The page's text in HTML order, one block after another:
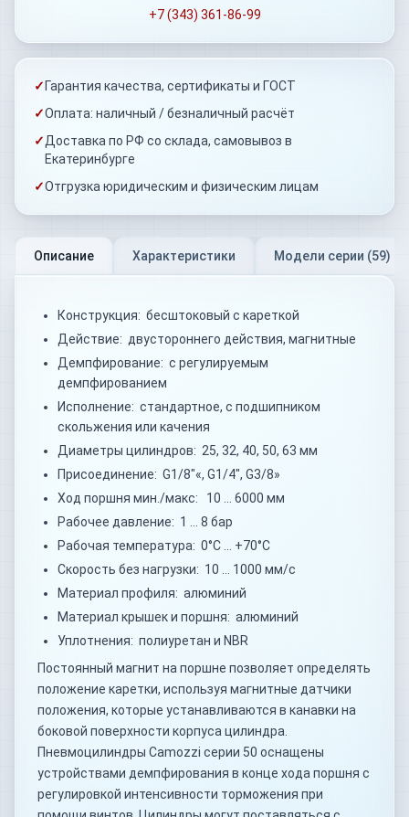
+7 (343) 361-86-99
✓ Гарантия качества, сертификаты и ГОСТ
✓Оплата: наличный / безналичный расчёт
✓Доставка по РФ со склада, самовывоз в
Екатеринбурге
✓Отгрузка юридическим и физическим лицам
Описание Характеристики Модели серии (59)
Конструкция: бесштоковый с кареткой
Действие: двустороннего действия, магнитные
Демпфирование: с регулируемым
демпфированием
Исполнение: стандартное, с подшипником
скольжения или качения
Диаметры цилиндров: 25, 32, 40, 50, 63 мм
Присоединение: G1/8"«, G1/4", G3/8»
Ход поршня мин./макс: 10 … 6000 мм
Рабочее давление: 1 … 8 бар
Рабочая температура: 0°C … +70°C
Скорость без нагрузки: 10 … 1000 мм/с
Материал профиля: алюминий
Материал крышек и поршня: алюминий
Уплотнения: полиуретан и NBR
Постоянный магнит на поршне позволяет определять
положение каретки, используя магнитные датчики
положения, которые устанавливаются в канавки на
боковой поверхности корпуса цилиндра.
Пневмоцилиндры Camozzi серии 50 оснащены
устройствами демпфирования в конце хода поршня с
регулировкой интенсивности торможения при